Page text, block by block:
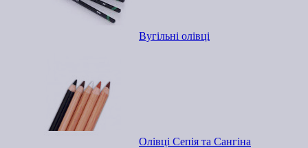
Вугільні олівці
Олівці Сепія та Сангіна